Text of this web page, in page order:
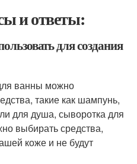
и ответы:
для создания
ванны можно
такие как шампунь,
для душа, сыворотка для
выбирать средства,
коже и не будут